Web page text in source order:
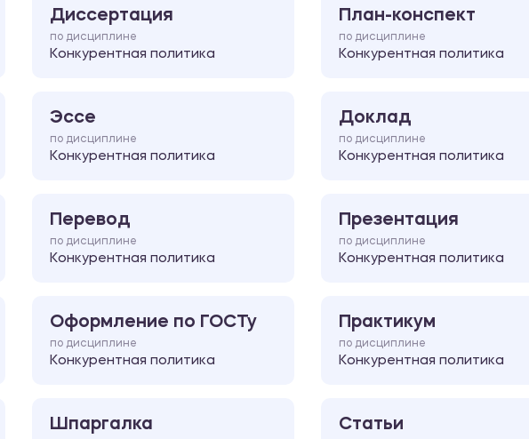
Диссертация
по дисциплине
Конкурентная политика
План-конспект
по дисциплине
Конкурентная политика
Эссе
по дисциплине
Конкурентная политика
Доклад
по дисциплине
Конкурентная политика
Перевод
по дисциплине
Конкурентная политика
Презентация
по дисциплине
Конкурентная политика
Оформление по ГОСТу
по дисциплине
Конкурентная политика
Практикум
по дисциплине
Конкурентная политика
Шпаргалка Статьи